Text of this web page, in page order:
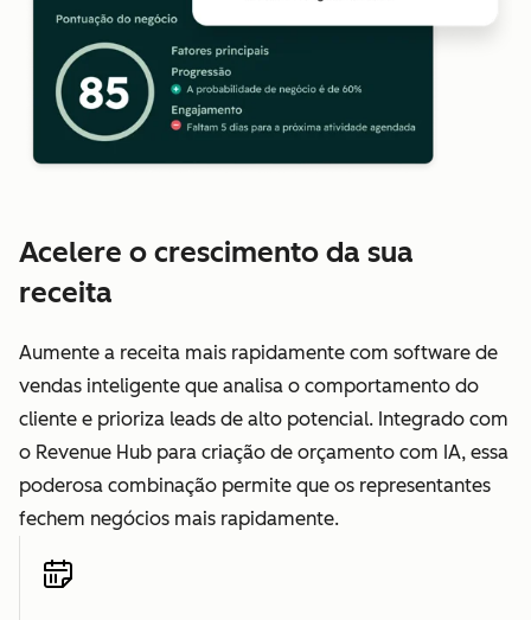
Acelere o crescimento da sua
receita
Aumente a receita mais rapidamente com software de
vendas inteligente que analisa o comportamento do
cliente e prioriza leads de alto potencial. Integrado com
o Revenue Hub para criação de orçamento com IA, essa
poderosa combinação permite que os representantes
fechem negócios mais rapidamente.